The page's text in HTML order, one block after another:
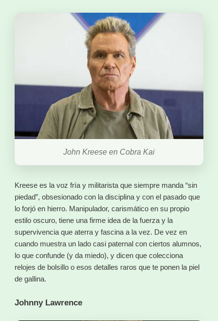
John Kreese en Cobra Kai
Kreese es la voz fría y militarista que siempre manda “sin
piedad”, obsesionado con la disciplina y con el pasado que
lo forjó en hierro. Manipulador, carismático en su propio
estilo oscuro, tiene una firme idea de la fuerza y la
supervivencia que aterra y fascina a la vez. De vez en
cuando muestra un lado casi paternal con ciertos alumnos,
lo que confunde (y da miedo), y dicen que colecciona
relojes de bolsillo o esos detalles raros que te ponen la piel
de gallina.
Johnny Lawrence